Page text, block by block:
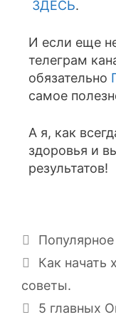
ЗДЕСЬ.
И если еще
телеграм
обязательно
самое
А я, как
здоровья и
результатов!
Популярное
Как начать
советы.
5 главных